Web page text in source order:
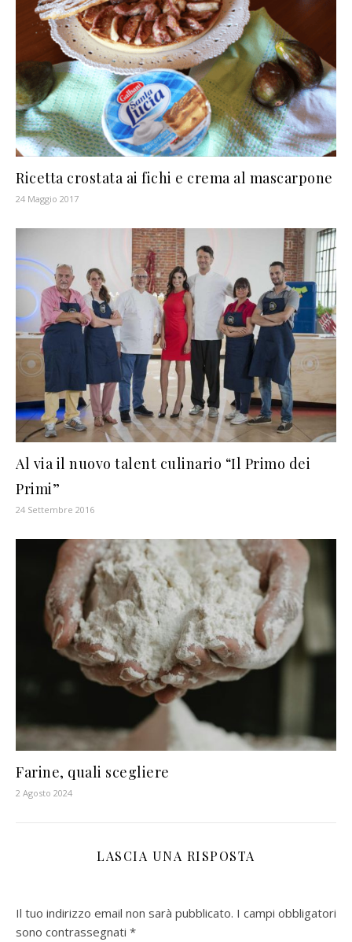
Ricetta crostata ai fichi e crema al mascarpone
24 Maggio 2017
Al via il nuovo talent culinario “Il Primo dei
Primi”
24 Settembre 2016
Farine, quali scegliere
2 Agosto 2024
LASCIA UNA RISPOSTA
Il tuo indirizzo email non sarà pubblicato. I campi obbligatori
sono contrassegnati *